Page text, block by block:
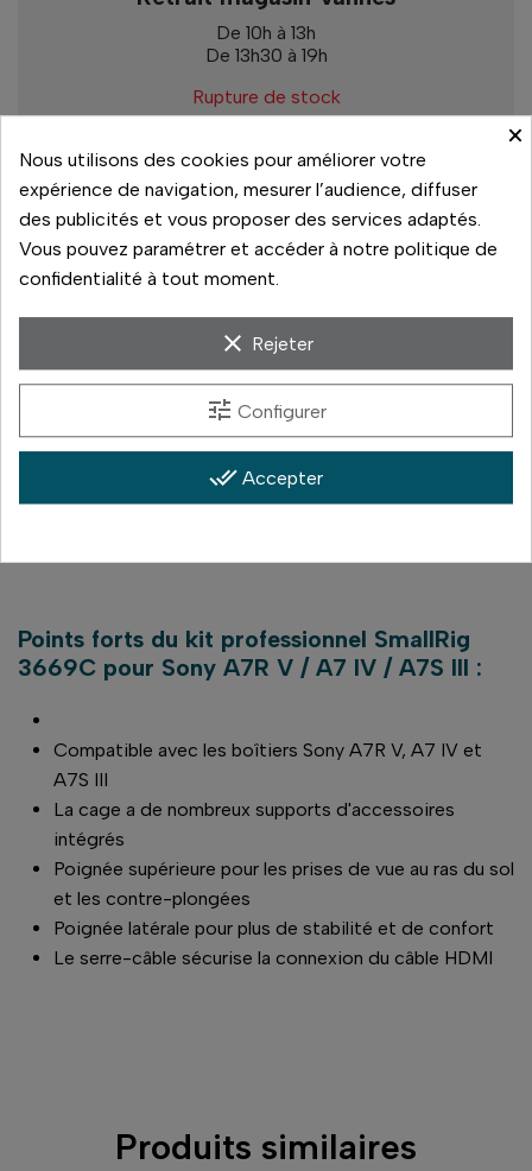
De 10h à 13h
De 13h30 à 19h
Rupture de stock
Paiement sécurisé
14 jours pour changer d'avis
Livraison rapide
Paiement 3x sans frais
Points forts du kit professionnel SmallRig
3669C pour Sony A7R V / A7 IV / A7S III :
Compatible avec les boîtiers Sony A7R V, A7 IV et
A7S III
La cage a de nombreux supports d'accessoires
intégrés
Poignée supérieure pour les prises de vue au ras du sol
et les contre-plongées
Poignée latérale pour plus de stabilité et de confort
Le serre-câble sécurise la connexion du câble HDMI
Produits similaires
×
Nous utilisons des cookies pour améliorer votre
expérience de navigation, mesurer l’audience, diffuser
des publicités et vous proposer des services adaptés.
Vous pouvez paramétrer et accéder à notre politique de
confidentialité à tout moment.
clear Rejeter
tune Configurer
done_all Accepter